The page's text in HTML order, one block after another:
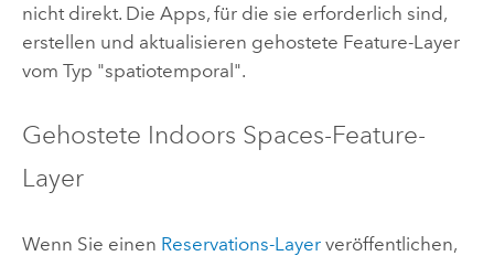
nicht direkt. Die Apps, für die sie erforderlich sind,
erstellen und aktualisieren gehostete Feature-Layer
vom Typ "spatiotemporal".
Gehostete Indoors Spaces-Feature-
Layer
Wenn Sie einen Reservations-Layerveröffentlichen,